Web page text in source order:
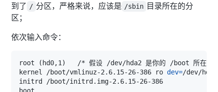
到了 / 分区，严格来说，应该是 /sbin 目录所在的分
区；
依次输入命令：
root ( hd0,1 )
kernel /boot/vmlinuz-2.6.15-26-386 ro dev=